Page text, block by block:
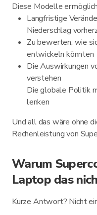
Diese Modelle
Langfristige
Niederschlag
Zu bewerten, wie
entwickeln könnten
Die Auswirkungen
verstehen
Die globale Politik
lenken
Und all das wäre ohne
Rechenleistung von
Warum
Laptop das
Kurze Antwort? Nicht